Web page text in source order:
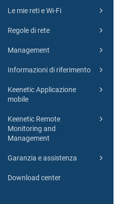
Le mie reti e Wi-Fi
Regole di rete
Management
Informazioni di riferimento
Keenetic Applicazione
mobile
Keenetic Remote
Monitoring and
Management
Garanzia e assistenza
Download center